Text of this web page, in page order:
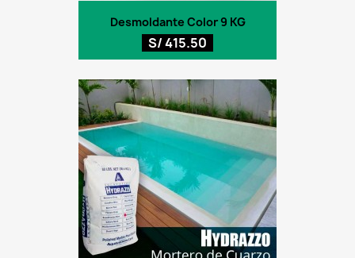
Desmoldante Color 9 KG
S/ 415.50